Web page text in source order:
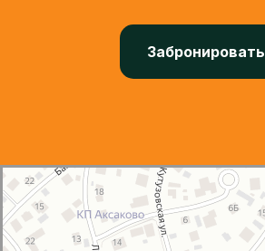
Забронировать
или
ОСТАВИТЬ ЗАЯВКУ